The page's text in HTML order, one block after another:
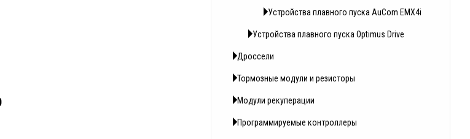
Устройства плавного пуска AuCom EMX4i
Устройства плавного пуска Optimus Drive
Дроссели
Тормозные модули и резисторы
Модули рекуперации
Программируемые контроллеры